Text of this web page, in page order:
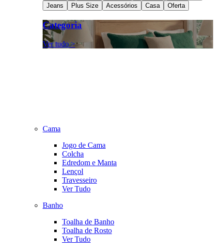
Jeans
Plus Size Acessórios Casa Oferta
Categoria
Ver tudo >
Cama
Jogo de Cama
Colcha
Edredom e Manta
Lençol
Travesseiro
Ver Tudo
Banho
Toalha de Banho
Toalha de Rosto
Ver Tudo